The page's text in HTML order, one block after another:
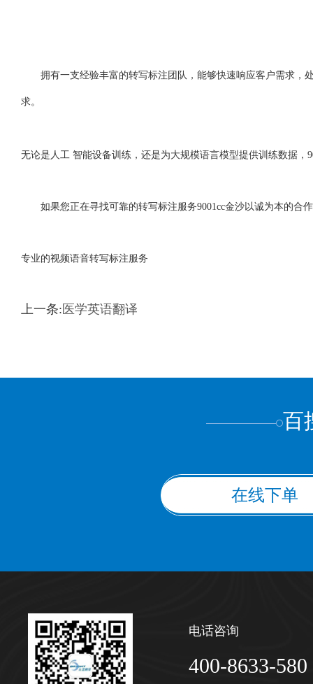
拥有一支经验丰富的转写标注团队，能够快速响应客户需求，处
求。
无论是人工 智能设备训练，还是为大规模语言模型提供训练数据
如果您正在寻找可靠的转写标注服务9001cc金沙以诚为本的合
专业的视频语音转写标注服务
上一条: 医学英语翻译
百
在线下单
电话咨询
400-8633-580